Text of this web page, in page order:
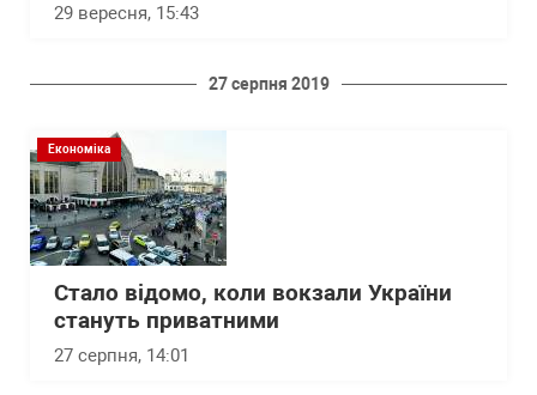
29 вересня, 15:43
27 серпня 2019
Економіка
Стало відомо, коли вокзали України
стануть приватними
27 серпня, 14:01